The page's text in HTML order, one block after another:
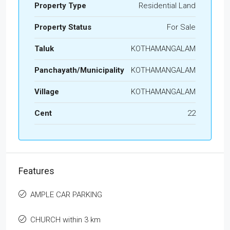
Property Type Residential Land
Property Status For Sale
Taluk KOTHAMANGALAM
Panchayath/Municipality KOTHAMANGALAM
Village KOTHAMANGALAM
Cent 22
Features
AMPLE CAR PARKING
CHURCH within 3 km